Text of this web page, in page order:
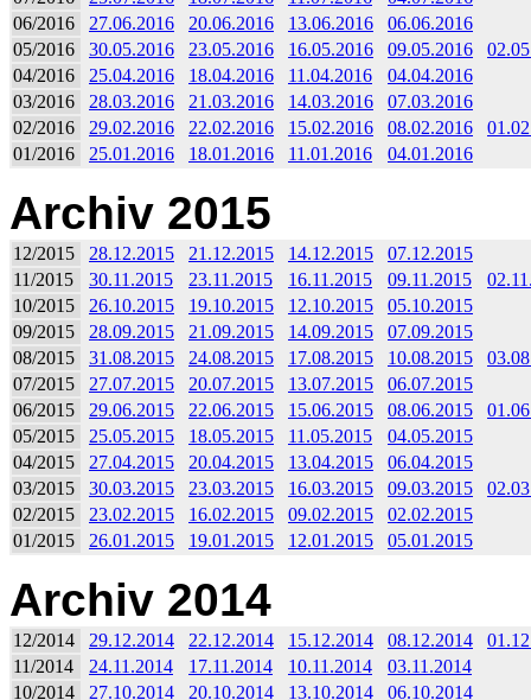
06/2016
27.06.2016 20.06.2016 13.06.2016
06.06.2016
05/2016
30.05.2016 23.05.2016 16.05.2016 09.05.2016
04/2016
25.04.2016 18.04.2016 11.04.2016
04.04.2016
03/2016
28.03.2016 21.03.2016 14.03.2016
07.03.2016
02/2016
29.02.2016 22.02.2016 15.02.2016 08.02.2016
01/2016
25.01.2016 18.01.2016 11.01.2016 04.01.2016
Archiv 2015
12/2015 28.12.2015 21.12.2015 14.12.2015
07.12.2015
11/2015
30.11.2015 23.11.2015 16.11.2015 09.11.2015
10/2015
26.10.2015 19.10.2015 12.10.2015
05.10.2015
09/2015
28.09.2015 21.09.2015 14.09.2015
07.09.2015
08/2015
31.08.2015 24.08.2015 17.08.2015 10.08.2015
07/2015
27.07.2015 20.07.2015 13.07.2015
06.07.2015
06/2015
29.06.2015 22.06.2015 15.06.2015 08.06.2015
05/2015
25.05.2015 18.05.2015 11.05.2015
04.05.2015
04/2015
27.04.2015 20.04.2015 13.04.2015
06.04.2015
03/2015
30.03.2015 23.03.2015 16.03.2015 09.03.2015
02/2015
23.02.2015 16.02.2015 09.02.2015
02.02.2015
01/2015
26.01.2015 19.01.2015 12.01.2015 05.01.2015
Archiv 2014
12/2014 29.12.2014 22.12.2014 15.12.2014 08.12.2014
11/2014
24.11.2014 17.11.2014 10.11.2014
03.11.2014
10/2014
27.10.2014 20.10.2014 13.10.2014
06.10.2014